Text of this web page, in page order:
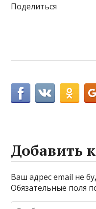
Поделиться
Добавить
Ваш адрес email не
Обязательные поля